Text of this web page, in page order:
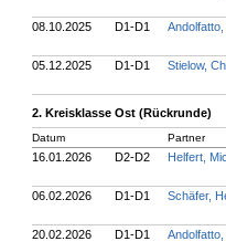
08.10.2025 D1-D1
05.12.2025 D1-D1 Stielow,
2. Kreisklasse Ost (Rückrunde)
Datum Partner
16.01.2026 D2-D2 Helfert,
06.02.2026 D1-D1 Schäfer,
20.02.2026 D1-D1